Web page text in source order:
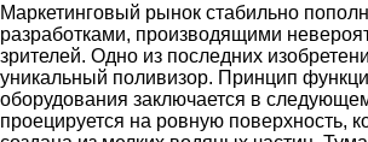
Маркетинговый рынок стабильно
разработками, производящими
зрителей. Одно из последних
уникальный поливизор. Принцип
оборудования заключается в
проецируется на ровную поверхность,